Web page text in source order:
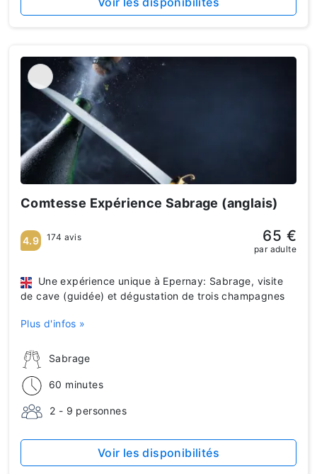
Comtesse Expérience Sabrage (anglais)
Sabrage
60 minutes
2 - 9 personnes
Une expérience unique à Epernay: Sabrage, visite
de cave (guidée) et dégustation de trois champagnes
Plus d'infos »
4.9 174 avis 65 €
par adulte
Voir les disponibilités